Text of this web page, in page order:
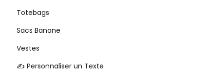
Totebags
Sacs Banane
Vestes
✍️ Personnaliser un Texte